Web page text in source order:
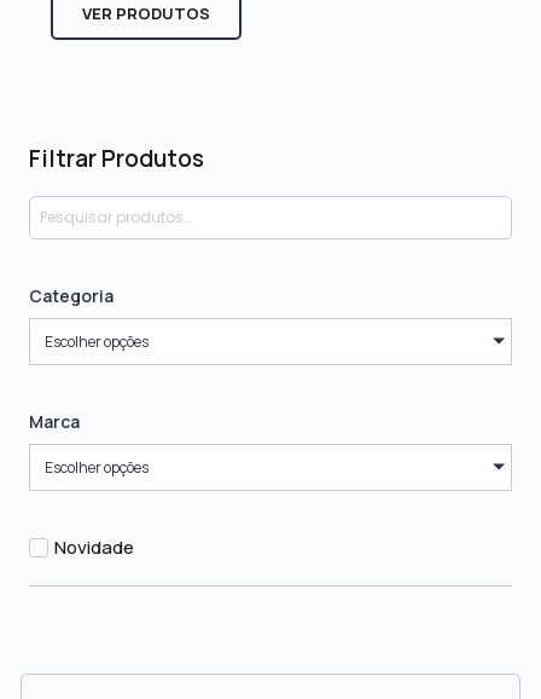
Filtrar Produtos
Categoria
Escolher opções
Marca
Escolher opções
Novidade
VER PRODUTOS